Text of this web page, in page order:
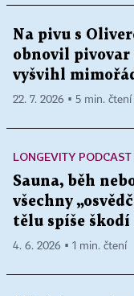
Na pivu s
obnovil
vyšvihl
22. 7. 2026 ▪ 5 min. čtení
LONGEVITY PODCAST
Sauna, běh
všechny
tělu spíše škodí
4. 6. 2026 ▪ 1 min. čtení